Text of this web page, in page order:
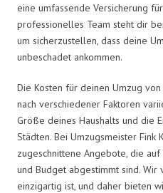
eine umfassende Versicherung
professionelles Team steht dir
um sicherzustellen, dass deine
unbeschadet ankommen.
Die Kosten für deinen Umzug
nach verschiedener Faktoren
Größe deines Haushalts und die
Städten. Bei Umzugsmeister
zugeschnittene Angebote, die
und Budget abgestimmt sind. Wir
einzigartig ist, und daher bieten